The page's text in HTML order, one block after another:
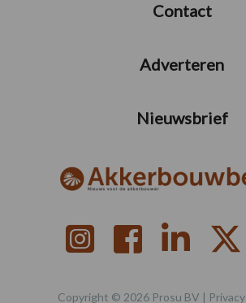
Contact
Adverteren
Nieuwsbrief
Copyright © 2026 Prosu BV | Privacy